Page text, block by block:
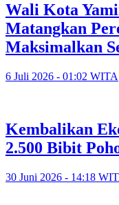
Wali Kota
Matangkan
Maksimalkan
6 Juli 2026 - 01:02 WITA
Kembalikan
2.500 Bibit
30 Juni 2026 - 14:18